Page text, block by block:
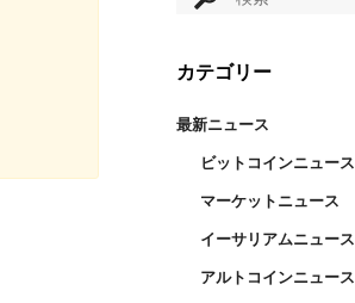
カテゴリー
最新ニュース
ビットコインニュース
マーケットニュース
イーサリアムニュース
アルトコインニュース